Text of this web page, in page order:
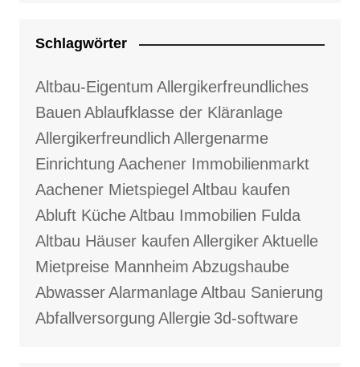
Schlagwörter
Altbau-Eigentum Allergikerfreundliches
Bauen Ablaufklasse der Kläranlage
Allergikerfreundlich Allergenarme
Einrichtung Aachener Immobilienmarkt
Aachener Mietspiegel Altbau kaufen
Abluft KücheAltbau Immobilien Fulda
Altbau Häuser kaufen AllergikerAktuelle
Mietpreise Mannheim Abzugshaube
AbwasserAlarmanlageAltbau Sanierung
Abfallversorgung Allergie 3d-software